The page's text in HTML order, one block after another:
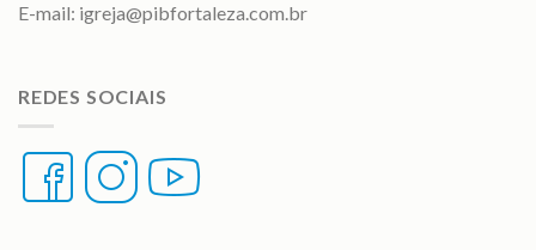
E-mail: igreja@pibfortaleza.com.br
REDES SOCIAIS